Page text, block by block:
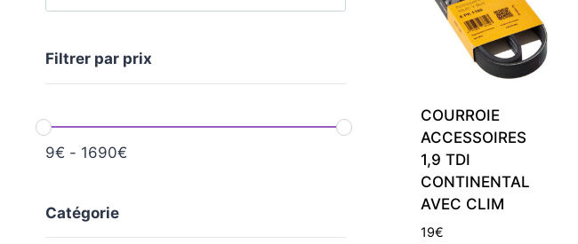
COURROIE
ACCESSOIRES
1,9 TDI
CONTINENTAL
AVEC CLIM
19€
Filtrer par prix
9€ - 1690€
Catégorie